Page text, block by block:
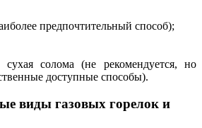
предпочтительный способ);
сухая солома (не рекомендуется, но
доступные способы).
виды газовых горелок и